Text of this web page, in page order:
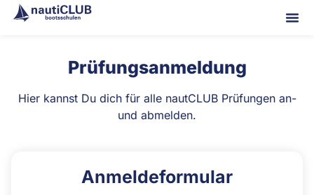
Prüfungs­anmeldung
Hier kannst Du dich für alle nautCLUB Prüfungen an-
und abmelden.
Anmelde­formular